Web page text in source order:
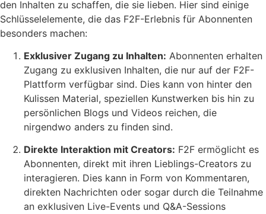
den Inhalten zu schaffen, die sie lieben. Hier sind einige
Schlüsselelemente, die das F2F-Erlebnis für Abonnenten
besonders machen:
Exklusiver Zugang zu Inhalten: Abonnenten erhalten
Zugang zu exklusiven Inhalten, die nur auf der F2F-
Plattform verfügbar sind. Dies kann von hinter den
Kulissen Material, speziellen Kunstwerken bis hin zu
persönlichen Blogs und Videos reichen, die
nirgendwo anders zu finden sind.
Direkte Interaktion mit Creators: F2F ermöglicht es
Abonnenten, direkt mit ihren Lieblings-Creators zu
interagieren. Dies kann in Form von Kommentaren,
direkten Nachrichten oder sogar durch die Teilnahme
an exklusiven Live-Events und Q&A-Sessions